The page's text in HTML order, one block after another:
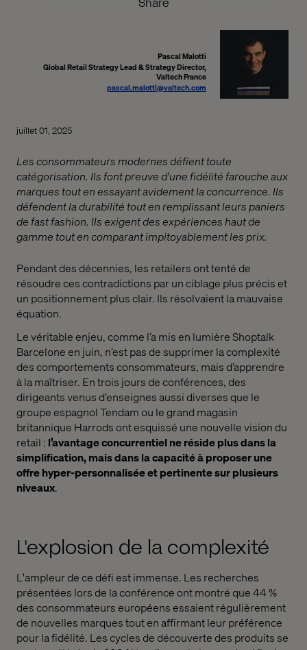
Pascal Malotti
Global Retail Strategy Lead & Strategy Director,
Valtech France
pascal.malotti@valtech.com
juillet 01, 2025
Les consommateurs modernes défient toute
catégorisation. Ils font preuve d'une fidélité farouche aux
marques tout en essayant avidement la concurrence. Ils
défendent la durabilité tout en remplissant leurs paniers
de fast fashion. Ils exigent des expériences haut de
gamme tout en comparant impitoyablement les prix.
Pendant des décennies, les retailers ont tenté de
résoudre ces contradictions par un ciblage plus précis et
un positionnement plus clair. Ils résolvaient la mauvaise
équation.
Le véritable enjeu, comme l’a mis en lumière Shoptalk
Barcelone en juin, n’est pas de supprimer la complexité
des comportements consommateurs, mais d’apprendre
à la maîtriser. En trois jours de conférences, des
dirigeants venus d’enseignes aussi diverses que le
groupe espagnol Tendam ou le grand magasin
britannique Harrods ont esquissé une nouvelle vision du
retail : l’avantage concurrentiel ne réside plus dans la
simplification, mais dans la capacité à proposer une
offre hyper-personnalisée et pertinente sur plusieurs
niveaux.
L'explosion de la complexité
L'ampleur de ce défi est immense. Les recherches
présentées lors de la conférence ont montré que 44 %
des consommateurs européens essaient régulièrement
de nouvelles marques tout en affirmant leur préférence
pour la fidélité. Les cycles de découverte des produits se